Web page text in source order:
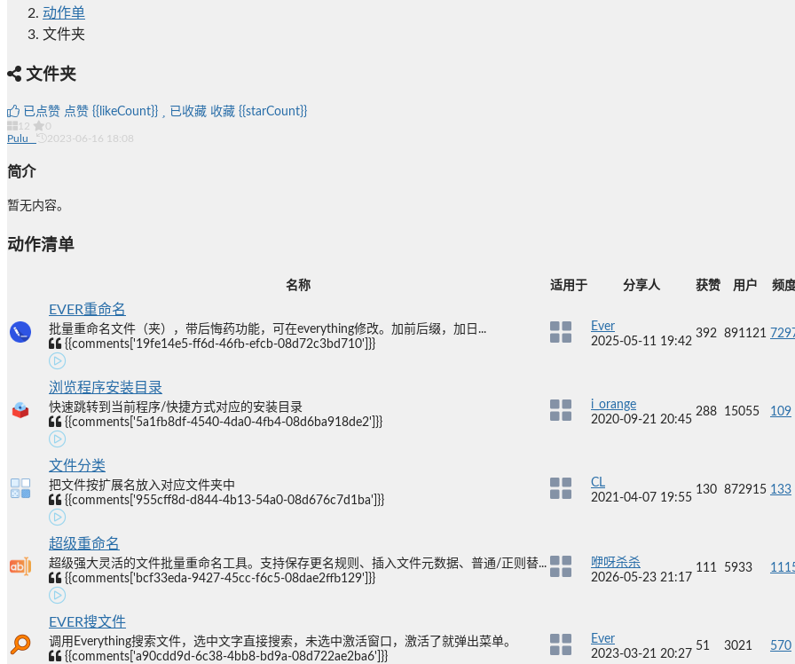
动作单
文件夹
文件夹
已点赞 点赞 {{likeCount}} 已收藏 收藏 {{starCount}}
12
0
Pulu_
2023-06-16 18:08
简介
暂无内容。
动作清单
名称 适用于 分享人 获赞 用户 频
EVER重命名
批量重命名文件（夹），带后悔药功能，可在everything修改。加前后缀，加日...
{{comments['19fe14e5-ff6d-46fb-efcb-08d72c3bd710']}}
Ever
2025-05-11 19:42
392 891121
浏览程序安装目录
快速跳转到当前程序/快捷方式对应的安装目录
{{comments['5a1fb8df-4540-4da0-4fb4-08d6ba918de2']}}
i_orange
2020-09-21 20:45
288 15055 109
文件分类
把文件按扩展名放入对应文件夹中
{{comments['955cff8d-d844-4b13-54a0-08d676c7d1ba']}}
CL
2021-04-07 19:55
130 872915 133
超级重命名
超级强大灵活的文件批量重命名工具。支持保存更名规则、插入文件元数据、普通/正则替...
{{comments['bcf33eda-9427-45cc-f6c5-08dae2ffb129']}}
咿呀杀杀
2026-05-23 21:17
111 5933
EVER搜文件
调用Everything搜索文件，选中文字直接搜索，未选中激活窗口，激活了就弹出菜单。
{{comments['a90cdd9d-6c38-4bb8-bd9a-08d722ae2ba6']}}
Ever
2023-03-21 20:27
51 3021 570